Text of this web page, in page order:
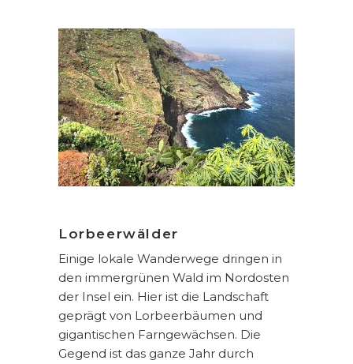
Lorbeerwälder
Einige lokale Wanderwege dringen in
den immergrünen Wald im Nordosten
der Insel ein. Hier ist die Landschaft
geprägt von Lorbeerbäumen und
gigantischen Farngewächsen. Die
Gegend ist das ganze Jahr durch